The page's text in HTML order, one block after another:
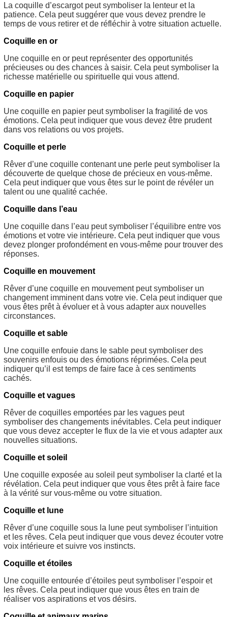
La coquille d’escargot peut symboliser la lenteur et la
patience. Cela peut suggérer que vous devez prendre le
temps de vous retirer et de réfléchir à votre situation actuelle.
Coquille en or
Une coquille en or peut représenter des opportunités
précieuses ou des chances à saisir. Cela peut symboliser la
richesse matérielle ou spirituelle qui vous attend.
Coquille en papier
Une coquille en papier peut symboliser la fragilité de vos
émotions. Cela peut indiquer que vous devez être prudent
dans vos relations ou vos projets.
Coquille et perle
Rêver d’une coquille contenant une perle peut symboliser la
découverte de quelque chose de précieux en vous-même.
Cela peut indiquer que vous êtes sur le point de révéler un
talent ou une qualité cachée.
Coquille dans l’eau
Une coquille dans l’eau peut symboliser l’équilibre entre vos
émotions et votre vie intérieure. Cela peut indiquer que vous
devez plonger profondément en vous-même pour trouver des
réponses.
Coquille en mouvement
Rêver d’une coquille en mouvement peut symboliser un
changement imminent dans votre vie. Cela peut indiquer que
vous êtes prêt à évoluer et à vous adapter aux nouvelles
circonstances.
Coquille et sable
Une coquille enfouie dans le sable peut symboliser des
souvenirs enfouis ou des émotions réprimées. Cela peut
indiquer qu’il est temps de faire face à ces sentiments
cachés.
Coquille et vagues
Rêver de coquilles emportées par les vagues peut
symboliser des changements inévitables. Cela peut indiquer
que vous devez accepter le flux de la vie et vous adapter aux
nouvelles situations.
Coquille et soleil
Une coquille exposée au soleil peut symboliser la clarté et la
révélation. Cela peut indiquer que vous êtes prêt à faire face
à la vérité sur vous-même ou votre situation.
Coquille et lune
Rêver d’une coquille sous la lune peut symboliser l’intuition
et les rêves. Cela peut indiquer que vous devez écouter votre
voix intérieure et suivre vos instincts.
Coquille et étoiles
Une coquille entourée d’étoiles peut symboliser l’espoir et
les rêves. Cela peut indiquer que vous êtes en train de
réaliser vos aspirations et vos désirs.